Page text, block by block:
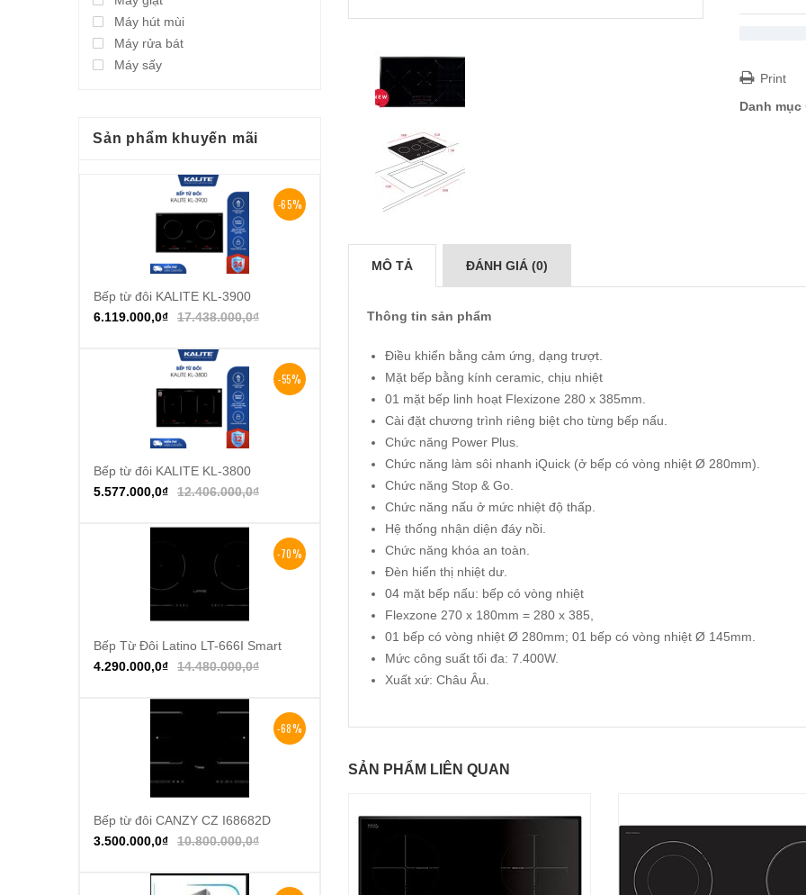
Print
Danh mục
MÔ TẢ ĐÁNH GIÁ (0)
Thông tin sản phẩm
Điều khiển bằng cảm ứng, dạng trượt.
Mặt bếp bằng kính ceramic, chịu nhiệt
01 mặt bếp linh hoạt Flexizone 280 x 385mm.
Cài đặt chương trình riêng biệt cho từng bếp nấu.
Chức năng Power Plus.
Chức năng làm sôi nhanh iQuick (ở bếp có vòng nhiệt Ø 280mm).
Chức năng Stop & Go.
Chức năng nấu ở mức nhiệt độ thấp.
Hệ thống nhận diện đáy nồi.
Chức năng khóa an toàn.
Đèn hiển thị nhiệt dư.
04 mặt bếp nấu: bếp có vòng nhiệt
Flexzone 270 x 180mm = 280 x 385,
01 bếp có vòng nhiệt Ø 280mm; 01 bếp có vòng nhiệt Ø 145mm.
Mức công suất tối đa: 7.400W.
Xuất xứ: Châu Âu.
SẢN PHẨM LIÊN QUAN
Máy hút mùi
Máy rửa bát
Máy sấy
Sản phẩm khuyến mãi
-65%
Thêm vào giỏ hàng
Bếp từ đôi KALITE KL-3900
17.438.000,0₫
6.119.000,0₫
-55%
Thêm vào giỏ hàng
Bếp từ đôi KALITE KL-3800
12.406.000,0₫
5.577.000,0₫
-70%
Thêm vào giỏ hàng
Bếp Từ Đôi Latino LT-666I Smart
14.480.000,0₫
4.290.000,0₫
-68%
Thêm vào giỏ hàng
Bếp từ đôi CANZY CZ I68682D
10.800.000,0₫
3.500.000,0₫